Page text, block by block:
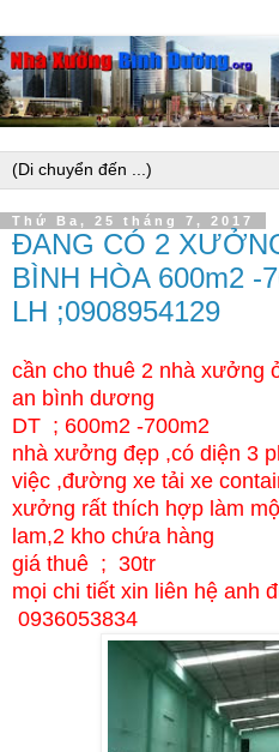
Thứ Ba, 25 tháng 7, 2017
ĐANG CÓ 2
BÌNH HÒA 600m2 -
LH ;0908954129
cần cho thuê 2 nhà xưởng
an bình dương
DT ; 600m2 -700m2
nhà xưởng đẹp ,có diện 3
việc ,đường xe tải xe
xưởng rất thích hợp làm
lam,2 kho chứa hàng
giá thuê ; 30tr
mọi chi tiết xin liên hệ anh
0936053834